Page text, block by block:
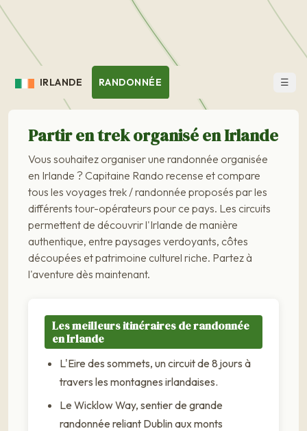
IRLANDE RANDONNÉE ☰
Partir en trek organisé en Irlande
Vous souhaitez organiser une randonnée organisée
en Irlande ? Capitaine Rando recense et compare
tous les voyages trek / randonnée proposés par les
différents tour-opérateurs pour ce pays. Les circuits
permettent de découvrir l'Irlande de manière
authentique, entre paysages verdoyants, côtes
découpées et patrimoine culturel riche. Partez à
l'aventure dès maintenant.
Les meilleurs itinéraires de randonnée
en Irlande
L'Eire des sommets, un circuit de 8 jours à
travers les montagnes irlandaises.
Le Wicklow Way, sentier de grande
randonnée reliant Dublin aux monts